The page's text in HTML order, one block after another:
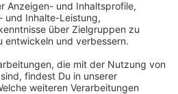
in Klassenräumen,
Schulen